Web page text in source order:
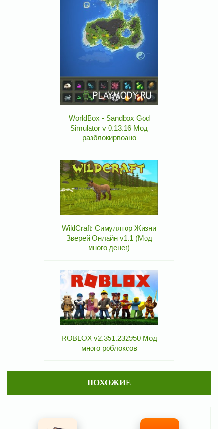
WorldBox - Sandbox God
Simulator v 0.13.16 Мод
разблокирвоано
WildCraft: Симулятор Жизни
Зверей Онлайн v1.1 (Мод
много денег)
ROBLOX v2.351.232950 Мод
много роблоксов
ПОХОЖИЕ